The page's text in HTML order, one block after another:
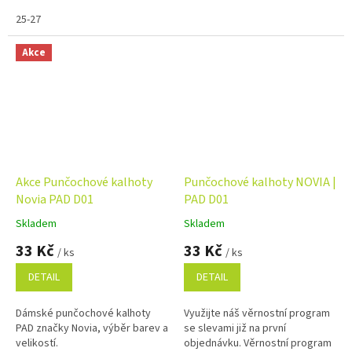
25-27
Akce
Akce Punčochové kalhoty
Novia PAD D01
Průměrné
hodnocení
produktu
5,0
5
hvězdiček.
Skladem
33 Kč / ks
DETAIL
Dámské punčochové kalhoty
PAD značky Novia, výběr barev a
velikostí.
Punčochové kalhoty NOVIA |
PAD D01
Průměrné
hodnocení
produktu
5,0
5
hvězdiček.
Skladem
33 Kč / ks
DETAIL
Využijte náš věrnostní program
se slevami již na první
objednávku. Věrnostní program